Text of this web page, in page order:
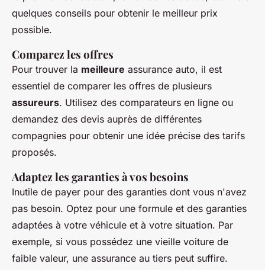
quelques conseils pour obtenir le meilleur prix
possible.
Comparez les offres
Pour trouver la meilleure assurance auto, il est
essentiel de comparer les offres de plusieurs
assureurs. Utilisez des comparateurs en ligne ou
demandez des devis auprès de différentes
compagnies pour obtenir une idée précise des tarifs
proposés.
Adaptez les garanties à vos besoins
Inutile de payer pour des garanties dont vous n'avez
pas besoin. Optez pour une formule et des garanties
adaptées à votre véhicule et à votre situation. Par
exemple, si vous possédez une vieille voiture de
faible valeur, une assurance au tiers peut suffire.